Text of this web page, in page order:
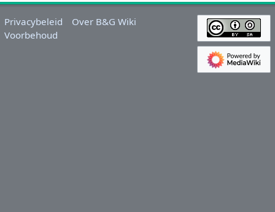
Privacybeleid
Over B&G Wiki
Voorbehoud